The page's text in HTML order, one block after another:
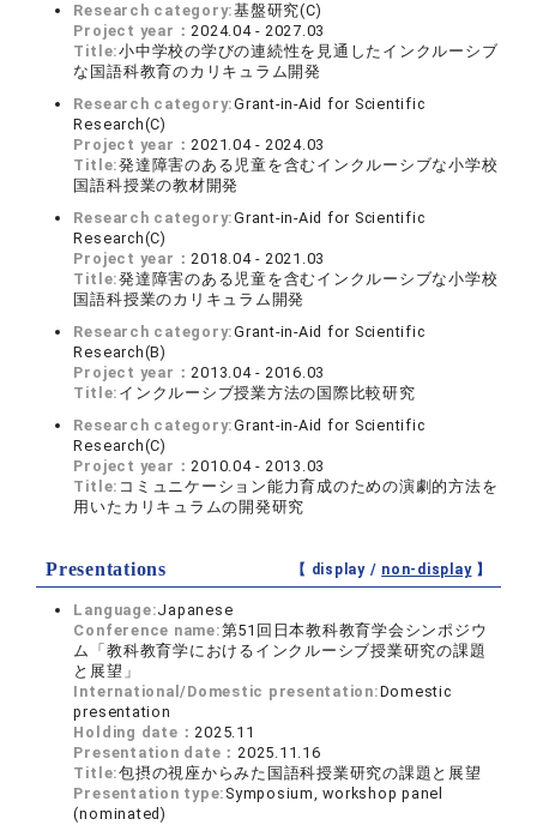
Research category:基盤研究(C)
Project year：2024.04 - 2027.03
Title:小中学校の学びの連続性を見通したインクルーシブ
な国語科教育のカリキュラム開発
Research category:Grant-in-Aid for Scientific
Research(C)
Project year：2021.04 - 2024.03
Title:発達障害のある児童を含むインクルーシブな小学校
国語科授業の教材開発
Research category:Grant-in-Aid for Scientific
Research(C)
Project year：2018.04 - 2021.03
Title:発達障害のある児童を含むインクルーシブな小学校
国語科授業のカリキュラム開発
Research category:Grant-in-Aid for Scientific
Research(B)
Project year：2013.04 - 2016.03
Title: インクルーシブ授業方法の国際比較研究
Research category:Grant-in-Aid for Scientific
Research(C)
Project year：2010.04 - 2013.03
Title: コミュニケーション能力育成のための演劇的方法を
用いたカリキュラムの開発研究
Presentations 【 display / non-display】
Language:Japanese
Conference name:第51回日本教科教育学会シンポジウ
ム「教科教育学におけるインクルーシブ授業研究の課題
と展望」
International/Domestic presentation:Domestic
presentation
Holding date：2025.11
Presentation date：2025.11.16
Title:包摂の視座からみた国語科授業研究の課題と展望
Presentation type: Symposium, workshop panel
(nominated)